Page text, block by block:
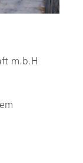
m.b.H